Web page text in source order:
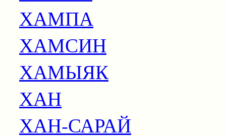
ХАМПА
ХАМСИН
ХАМЫЯК
ХАН
ХАН-САРАЙ